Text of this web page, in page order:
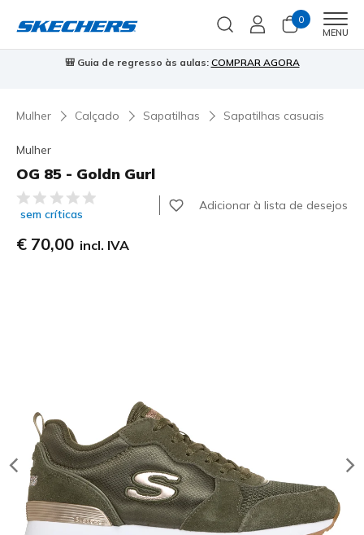
0
MENU
⭐Skechers VIP: 45 dias de devolução para membros
Mulher Calçado Sapatilhas Sapatilhas casuais
Mulher
OG 85 - Goldn Gurl
3$8 de 5 – Classificação do cliente
sem críticas
Adicionar à lista de desejos
€ 70,00 incl. IVA